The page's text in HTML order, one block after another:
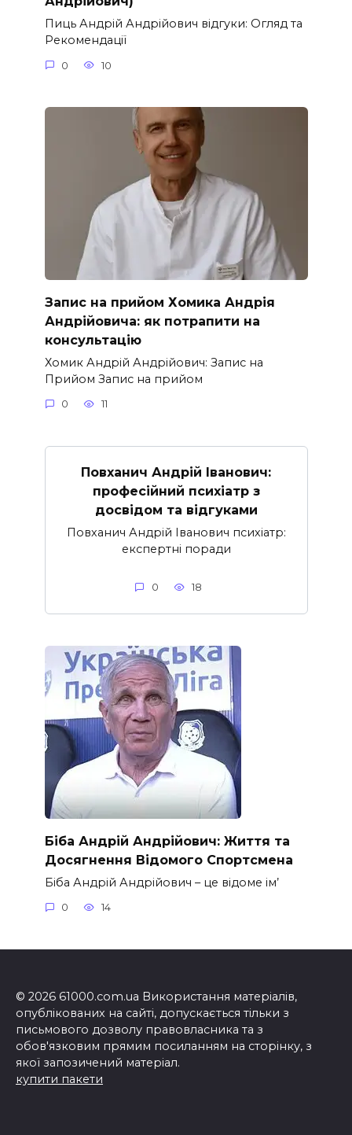
Пиць Андрій Андрійович відгуки: Огляд та
Рекомендації
0 10
Запис на прийом Хомика Андрія
Андрійовича: як потрапити на
консультацію
Хомик Андрій Андрійович: Запис на
Прийом Запис на прийом
0 11
Повханич Андрій Іванович:
професійний психіатр з
досвідом та відгуками
Повханич Андрій Іванович психіатр:
експертні поради
0 18
Біба Андрій Андрійович: Життя та
Досягнення Відомого Спортсмена
Біба Андрій Андрійович – це відоме ім’
0 14
© 2026 61000.com.ua Використання матеріалів,
опублікованих на сайті, допускається тільки з
письмового дозволу правовласника та з
обов'язковим прямим посиланням на сторінку, з
якої запозичений матеріал.
купити пакети